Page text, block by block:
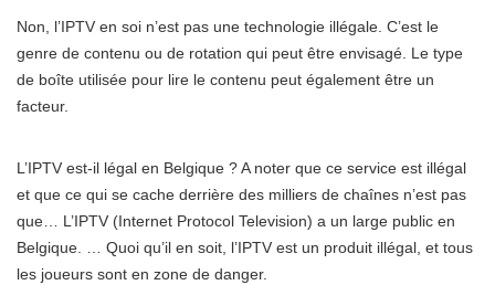
Non, l’IPTV en soi n’est pas une technologie illégale. C’est le
genre de contenu ou de rotation qui peut être envisagé. Le type
de boîte utilisée pour lire le contenu peut également être un
facteur.
L’IPTV est-il légal en Belgique ? A noter que ce service est illégal
et que ce qui se cache derrière des milliers de chaînes n’est pas
que… L’IPTV (Internet Protocol Television) a un large public en
Belgique. … Quoi qu’il en soit, l’IPTV est un produit illégal, et tous
les joueurs sont en zone de danger.